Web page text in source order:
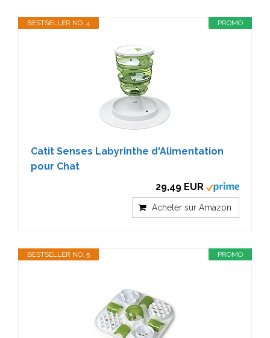
PROMO
BESTSELLER NO. 4
Catit Senses Labyrinthe d'Alimentation
pour Chat
29,49 EUR
Acheter sur Amazon
PROMO
BESTSELLER NO. 5